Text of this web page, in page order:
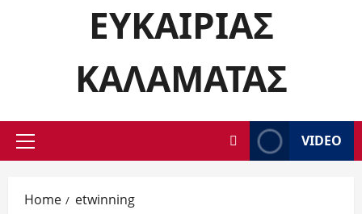
ΕΥΚΑΙΡΊΑΣ
ΚΑΛΑΜΆΤΑΣ
Primary
VIDEO
Home etwinning